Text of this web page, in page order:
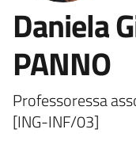
Daniela
PANNO
Professoressa
[ING-INF/03]